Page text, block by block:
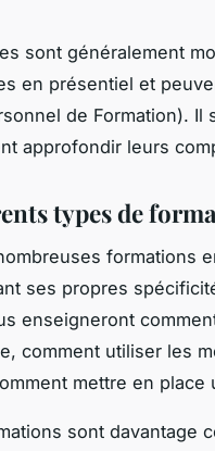
sont généralement
en présentiel et
de Formation). Il
approfondir leurs
types de
formations
ses propres
enseigneront
comment utiliser les
mettre en place
sont davantage